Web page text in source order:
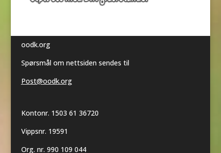
oodk.org
Spørsmål om nettsiden sendes til
Post@oodk.org
Kontonr. 1503 61 36720
Vippsnr. 19591
Org. nr. 990 109 044